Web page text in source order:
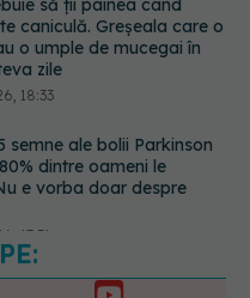
semne ale bolii Parkinson
dintre oameni le
e vorba doar despre
manifest pentru
acceptare: Corpul
o poveste
21:23